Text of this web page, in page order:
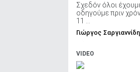
Σχεδόν όλοι
οδηγούμε πριν
11 ...
Γιώργος
VIDEO